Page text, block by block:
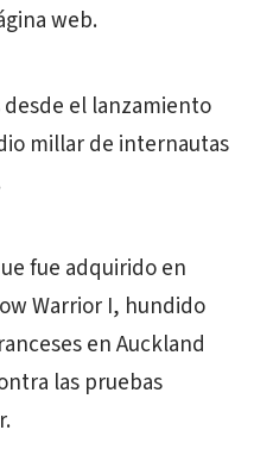
web.
desde el lanzamiento
millar de internautas
fue adquirido en
Warrior I, hundido
en Auckland
las pruebas